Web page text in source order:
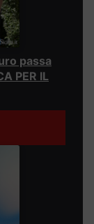
passa
PER IL